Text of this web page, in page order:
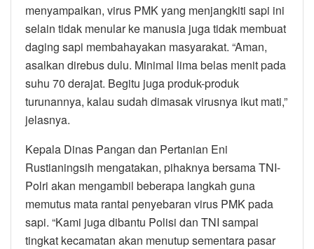
menyampaikan, virus PMK yang menjangkiti sapi ini
selain tidak menular ke manusia juga tidak membuat
daging sapi membahayakan masyarakat. “Aman,
asalkan direbus dulu. Minimal lima belas menit pada
suhu 70 derajat. Begitu juga produk-produk
turunannya, kalau sudah dimasak virusnya ikut mati,”
jelasnya.
Kepala Dinas Pangan dan Pertanian Eni
Rustianingsih mengatakan, pihaknya bersama TNI-
Polri akan mengambil beberapa langkah guna
memutus mata rantai penyebaran virus PMK pada
sapi. “Kami juga dibantu Polisi dan TNI sampai
tingkat kecamatan akan menutup sementara pasar